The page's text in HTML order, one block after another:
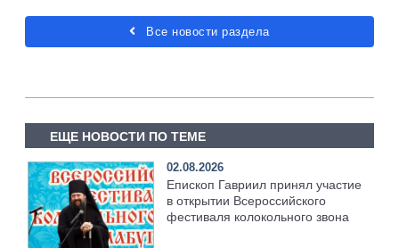
Все новости раздела
ЕЩЕ НОВОСТИ ПО ТЕМЕ
02.08.2026
Епископ Гавриил принял участие
в открытии Всероссийского
фестиваля колокольного звона